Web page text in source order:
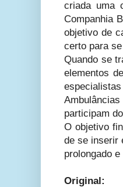
criada uma
Companhia
objetivo de
certo para
Quando se
elementos
participam
O objetivo
de se inserir
prolongado
Original: